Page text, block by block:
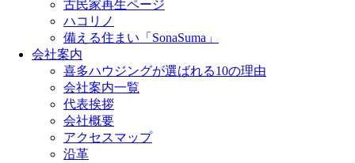
古民家再生ページ
ハコリノ
備える住まい「SonaSuma」
会社案内
喜多ハウジングが選ばれる10の理由
会社案内一覧
代表挨拶
会社概要
アクセスマップ
沿革